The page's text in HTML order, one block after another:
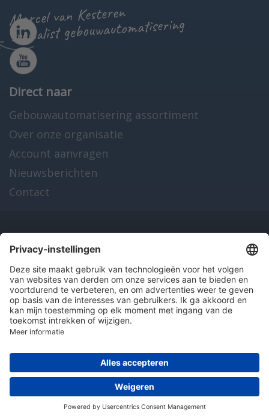
Marcel van Kesteren
specialist gebouwautomatisering
Direct naar
Gebouwautomatisering assortiment
Over onze organisatie
Account aanvragen
Nieuwsberichten
Contact
Onze producten
en diensten
Over Hitma
Algemene voorwaarden Disclaimer
Colofon
© 2026 Hitma B.V.